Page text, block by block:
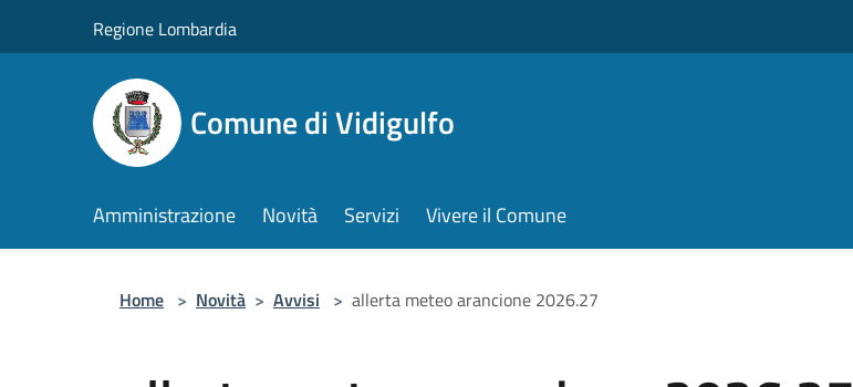
Regione Lombardia
Comune di Vidigulfo
Amministrazione Novità Servizi Vivere il Comune
Home > Novità > Avvisi > allerta meteo arancione 2026.27